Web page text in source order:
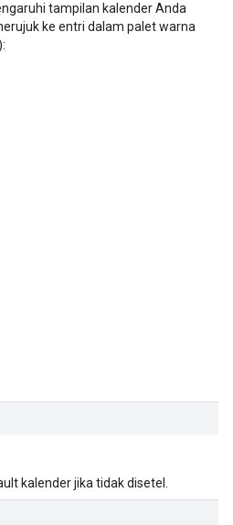
tampilan kalender Anda
ke entri dalam palet warna
kalender jika tidak disetel.